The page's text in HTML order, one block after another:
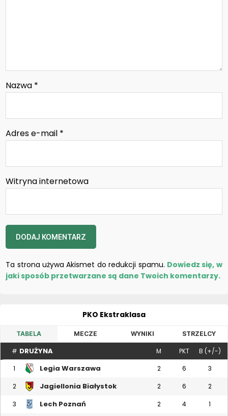
Nazwa *
Adres e-mail *
Witryna internetowa
Ta strona używa Akismet do redukcji spamu. Dowiedz się, w
jaki sposób przetwarzane są dane Twoich komentarzy.
PKO Ekstraklasa
TABELA MECZE WYNIKI STRZELCY
# DRUŻYNA M PKT B (+/-)
1 Legia Warszawa 2 6 3
2 Jagiellonia Białystok 2 6 2
3 Lech Poznań 2 4 1